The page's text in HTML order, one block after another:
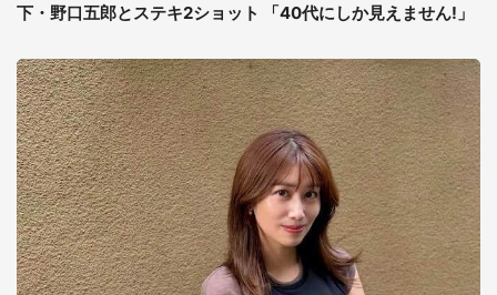
下・野口五郎とステキ2ショット 「40代にしか見えません!」